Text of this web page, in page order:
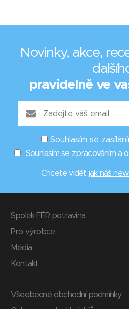
Novinky, akce,
pravidelně ve
Souhlasím se
Souhlasím se zpracováním a
Chcete vidět jak náš
Spolek FÉR potravina
Pro výrobce
Média
Kontakt
Všeobecné obchodní podmínky